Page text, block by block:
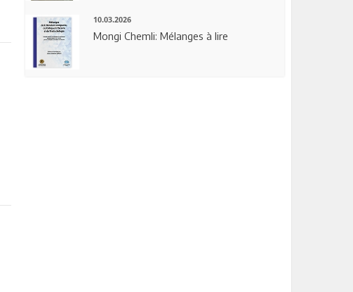
10.03.2026
Mongi Chemli: Mélanges à lire